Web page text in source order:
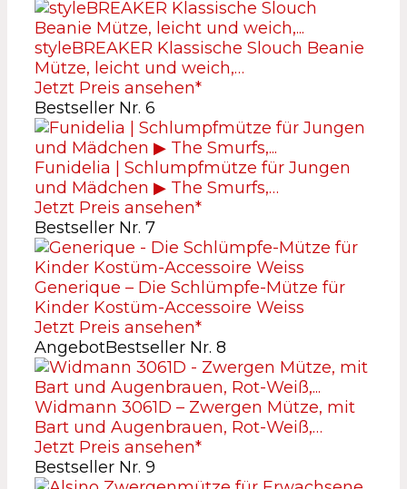
styleBREAKER Klassische Slouch Beanie
Mütze, leicht und weich,…
Jetzt Preis ansehen*
Bestseller Nr. 6
Funidelia | Schlumpfmütze für Jungen
und Mädchen ▶ The Smurfs,…
Jetzt Preis ansehen*
Bestseller Nr. 7
Generique – Die Schlümpfe-Mütze für
Kinder Kostüm-Accessoire Weiss
Jetzt Preis ansehen*
AngebotBestseller Nr. 8
Widmann 3061D – Zwergen Mütze, mit
Bart und Augenbrauen, Rot-Weiß,…
Jetzt Preis ansehen*
Bestseller Nr. 9